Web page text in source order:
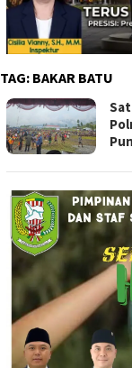
TAG: BAKAR BATU